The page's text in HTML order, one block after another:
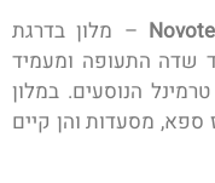
– מלון בדרגת
ליד שדה התעופה ומעמיד
הנוסעים. במלון
ספא, מסעדות והן קיים